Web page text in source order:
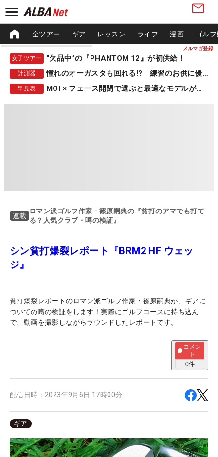
メルマガ登録
全ツアー ギア レッスン ライフ 漫画 ゴル
女子ツアー “欠品中”の『PHANTOM 12』が初供給！
計測器 憧れのオーガスタも回れる!? 練習のお供に優秀な一品
早見表 MOI × フェース開閉で選ぶと最適なモデルが見つかる
連載
ロマン派ゴルフ作家・篠原嗣典の『貧打のアマでも打て
る？人気クラブ・噂の検証』
シン貧打爆裂レポート『BRM2 HF ウェッ
ジ』
貧打爆裂レポートのロマン派ゴルフ作家・篠原嗣典が、ギアに
ついての噂の検証をします！実際にゴルフコースに持ち込ん
で、動画を撮影しながらラウンドしたレポートです。
コメン
ト
0件
配信日時： 2023年9月6日 17時00分
ギア